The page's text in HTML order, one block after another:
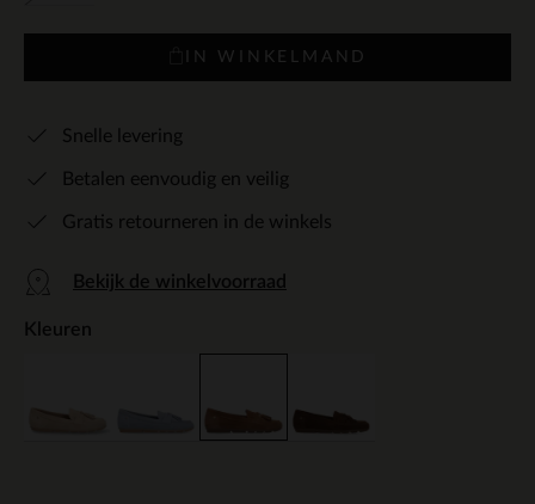
IN WINKELMAND
Snelle levering
Betalen eenvoudig en veilig
Gratis retourneren in de winkels
Bekijk de winkelvoorraad
Kleuren